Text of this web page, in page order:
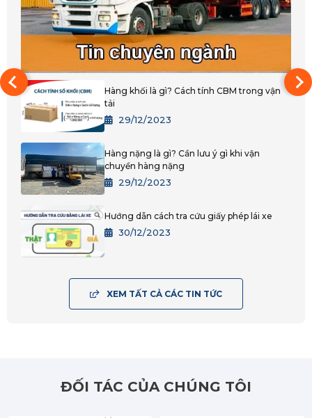
Hàng khối là gì? Cách tính CBM trong vận
tải
29/12/2023
Hàng nặng là gì? Cần lưu ý gì khi vận
chuyển hàng nặng
29/12/2023
Hướng dẫn cách tra cứu giấy phép lái xe
30/12/2023
XEM TẤT CẢ CÁC TIN TỨC
ĐỐI TÁC CỦA CHÚNG TÔI